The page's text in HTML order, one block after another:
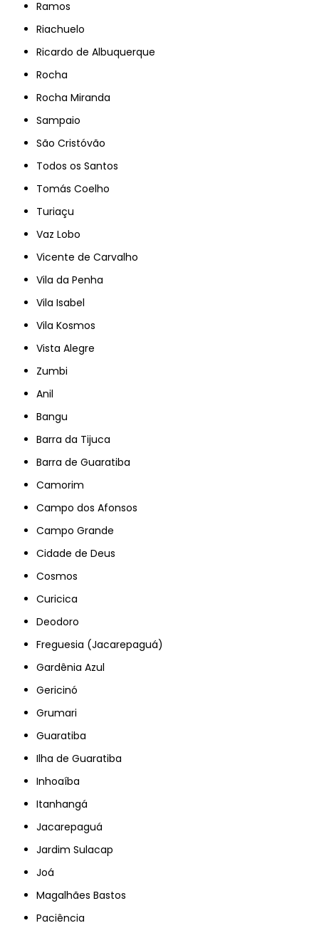
Ramos
Riachuelo
Ricardo de Albuquerque
Rocha
Rocha Miranda
Sampaio
São Cristóvão
Todos os Santos
Tomás Coelho
Turiaçu
Vaz Lobo
Vicente de Carvalho
Vila da Penha
Vila Isabel
Vila Kosmos
Vista Alegre
Zumbi
Anil
Bangu
Barra da Tijuca
Barra de Guaratiba
Camorim
Campo dos Afonsos
Campo Grande
Cidade de Deus
Cosmos
Curicica
Deodoro
Freguesia (Jacarepaguá)
Gardênia Azul
Gericinó
Grumari
Guaratiba
Ilha de Guaratiba
Inhoaíba
Itanhangá
Jacarepaguá
Jardim Sulacap
Joá
Magalhães Bastos
Paciência